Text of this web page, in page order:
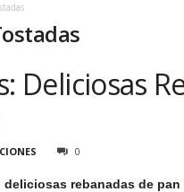
Deliciosas
0
rebanadas de